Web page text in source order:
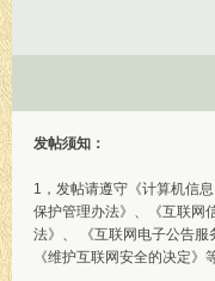
发帖须知：
1，发帖请遵守《计算机信
保护管理办法》、《互联网
法》、 《互联网电子公告服
《维护互联网安全的决定》